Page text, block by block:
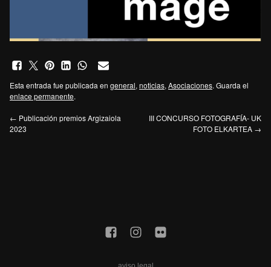
Esta entrada fue publicada en general, noticias, Asociaciones. Guarda el
enlace permanente.
← Publicación premios Argizaiola
2023
III CONCURSO FOTOGRAFÍA- UK
FOTO ELKARTEA →